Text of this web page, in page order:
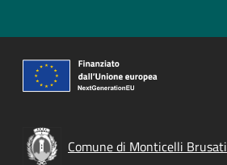
Comune di Monticelli Brusati